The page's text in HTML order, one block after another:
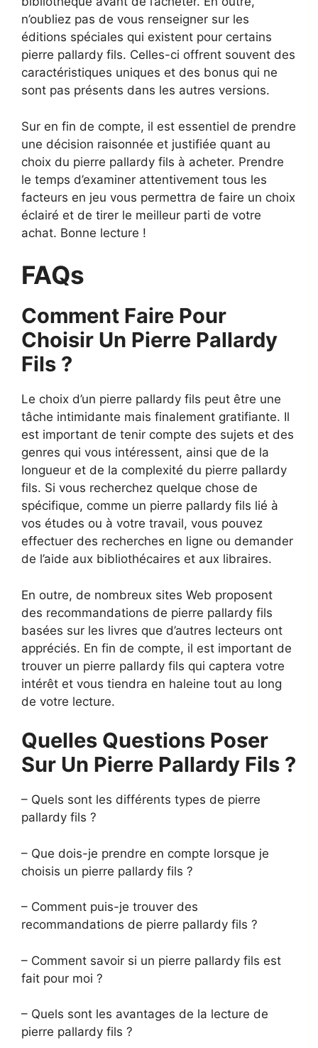
n’oubliez pas de vous renseigner sur les
éditions spéciales qui existent pour certains
pierre pallardy fils. Celles-ci offrent souvent des
caractéristiques uniques et des bonus qui ne
sont pas présents dans les autres versions.
Sur en fin de compte, il est essentiel de prendre
une décision raisonnée et justifiée quant au
choix du pierre pallardy fils à acheter. Prendre
le temps d’examiner attentivement tous les
facteurs en jeu vous permettra de faire un choix
éclairé et de tirer le meilleur parti de votre
achat. Bonne lecture !
FAQs
Comment Faire Pour
Choisir Un Pierre Pallardy
Fils ?
Le choix d’un pierre pallardy fils peut être une
tâche intimidante mais finalement gratifiante. Il
est important de tenir compte des sujets et des
genres qui vous intéressent, ainsi que de la
longueur et de la complexité du pierre pallardy
fils. Si vous recherchez quelque chose de
spécifique, comme un pierre pallardy fils lié à
vos études ou à votre travail, vous pouvez
effectuer des recherches en ligne ou demander
de l’aide aux bibliothécaires et aux libraires.
En outre, de nombreux sites Web proposent
des recommandations de pierre pallardy fils
basées sur les livres que d’autres lecteurs ont
appréciés. En fin de compte, il est important de
trouver un pierre pallardy fils qui captera votre
intérêt et vous tiendra en haleine tout au long
de votre lecture.
Quelles Questions Poser
Sur Un Pierre Pallardy Fils ?
– Quels sont les différents types de pierre
pallardy fils ?
– Que dois-je prendre en compte lorsque je
choisis un pierre pallardy fils ?
– Comment puis-je trouver des
recommandations de pierre pallardy fils ?
– Comment savoir si un pierre pallardy fils est
fait pour moi ?
– Quels sont les avantages de la lecture de
pierre pallardy fils ?